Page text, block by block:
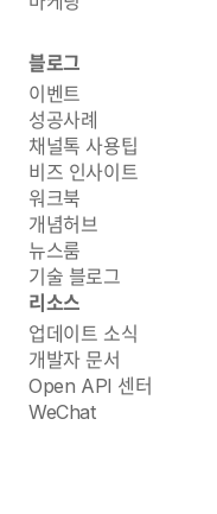
블로그
이벤트
성공사례
채널톡 사용팁
비즈 인사이트
워크북
개념허브
뉴스룸
기술 블로그
리소스
업데이트 소식
개발자 문서
Open API 센터
WeChat